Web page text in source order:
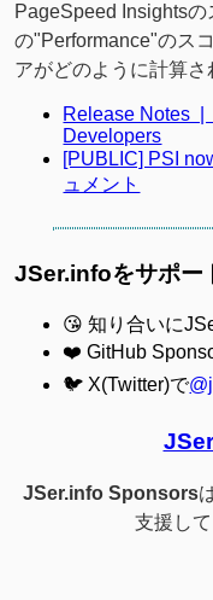
PageSpeed Insightsの
の"Performance"のス
アがどのように計算さ
Release Notes
Developers
[PUBLIC] PSI
ュメント
JSer.infoをサポー
😘 知り合いに
❤️ GitHub
🐦 X(Twitter)で
JSer.info Sponsors
支援し